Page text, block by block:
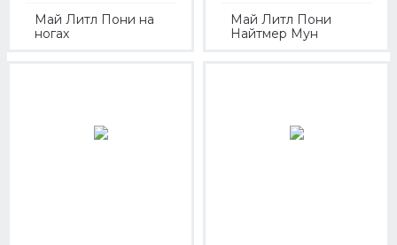
Май Литл Пони на
ногах
Май Литл Пони
Найтмер Мун